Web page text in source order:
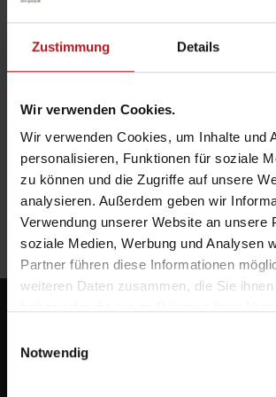
Zustimmung Details
Wir verwenden Cookies.
Wir verwenden Cookies, um Inhalte und
personalisieren, Funktionen für soziale
zu können und die Zugriffe auf unsere
analysieren. Außerdem geben wir
Verwendung unserer Website an unsere
soziale Medien, Werbung und Analysen
Partner führen diese Informationen
weiteren Daten zusammen, die Sie
Notwendig